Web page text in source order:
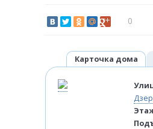
0
Карточка дома